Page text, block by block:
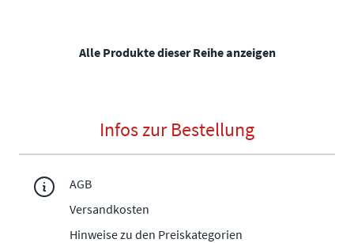
Alle Produkte dieser Reihe anzeigen
Infos zur Bestellung
AGB
Versandkosten
Hinweise zu den Preiskategorien